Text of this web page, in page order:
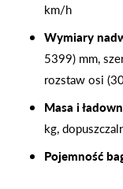
km/h
Wymiary
5399) mm,
rozstaw osi
Masa i
kg,
Pojemność